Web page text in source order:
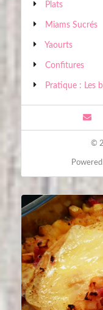
Plats
Miams Sucrés
Yaourts
Confitures
Pratique : Les
©